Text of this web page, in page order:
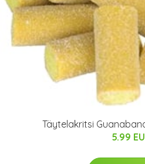
Täytelakritsi
5.99